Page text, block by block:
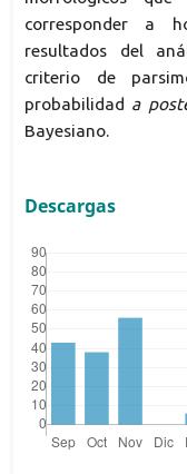
corresponder a
resultados del
criterio de
probabilidad a
Bayesiano.
Descargas